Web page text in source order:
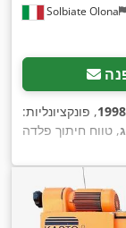
Solbiate Olona
1998, פונקציונליות:
, טווח חיתוך פלדה